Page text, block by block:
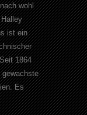
wohl
ist ein
1864
Es